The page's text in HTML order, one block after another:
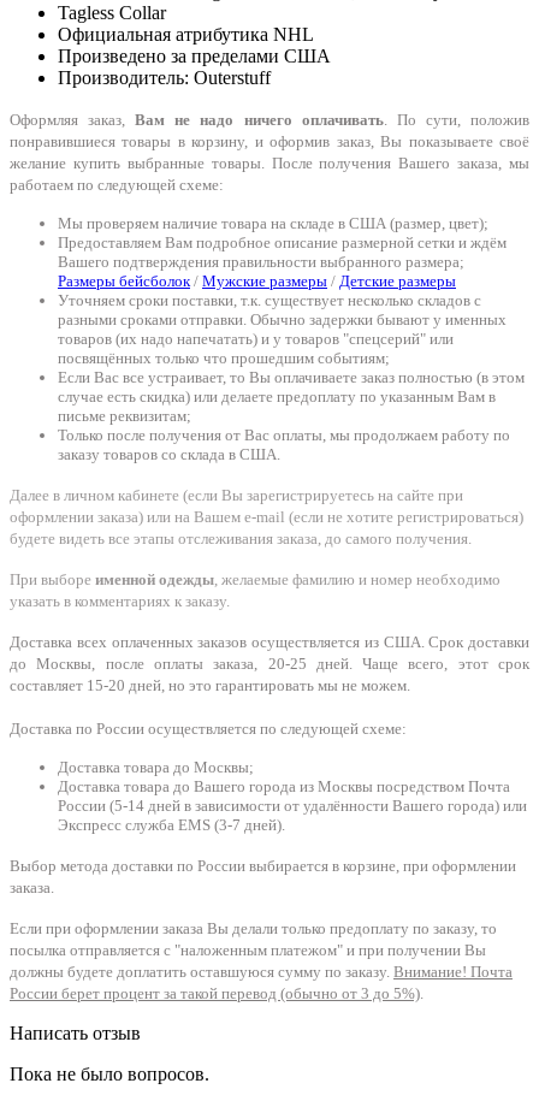
Tagless Collar
Официальная атрибутика NHL
Произведено за пределами США
Производитель: Outerstuff
Оформляя заказ,Вам не надо ничего оплачивать. По сути, положив
понравившиеся товары в корзину, и оформив заказ, Вы показываете своё
желание купить выбранные товары. После получения Вашего заказа, мы
работаем по следующей схеме:
Мы проверяем наличие товара на складе в США (размер, цвет);
Предоставляем Вам подробное описание размерной сетки и ждём
Вашего подтверждения правильности выбранного размера;
Размеры бейсболок/ Мужские размеры / Детские размеры
Уточняем сроки поставки, т.к. существует несколько складов с
разными сроками отправки. Обычно задержки бывают у именных
товаров (их надо напечатать) и у товаров "спецсерий" или
посвящённых только что прошедшим событиям;
Если Вас все устраивает, то Вы оплачиваете заказ полностью (в этом
случае есть скидка) или делаете предоплату по указанным Вам в
письме реквизитам;
Только после получения от Вас оплаты, мы продолжаем работу по
заказу товаров со склада в США.
Далее в личном кабинете (если Вы зарегистрируетесь на сайте при
оформлении заказа) или на Вашем e-mail (если не хотите регистрироваться)
будете видеть все этапы отслеживания заказа, до самого получения.
При выборе именной одежды, желаемые фамилию и номер необходимо
указать в комментариях к заказу.
Доставка всех оплаченных заказов осуществляется из США. Срок доставки
до Москвы, после оплаты заказа, 20-25 дней. Чаще всего, этот срок
составляет 15-20 дней, но это гарантировать мы не можем.
Доставка по России осуществляется по следующей схеме:
Доставка товара до Москвы;
Доставка товара до Вашего города из Москвы посредством Почта
России (5-14 дней в зависимости от удалённости Вашего города) или
Экспресс служба EMS (3-7 дней).
Выбор метода доставки по России выбирается в корзине, при оформлении
заказа.
Если при оформлении заказа Вы делали только предоплату по заказу, то
посылка отправляется с "наложенным платежом" и при получении Вы
должны будете доплатить оставшуюся сумму по заказу. Внимание! Почта
России берет процент за такой перевод (обычно от 3 до 5%).
Написать отзыв
Пока не было вопросов.